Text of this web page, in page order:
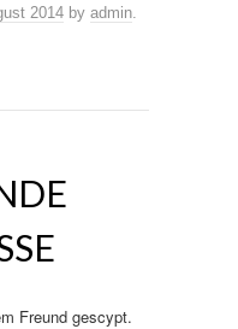
2014 by admin
Freund gescypt.